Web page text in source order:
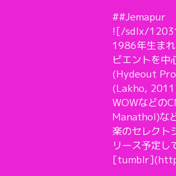
##Jemapur
![/sdlx/
1986年生ま
ビエントを中
(Hydeout
(Lakho,
WOWなどの
Manathol)な
楽のセレクト
リース予定し